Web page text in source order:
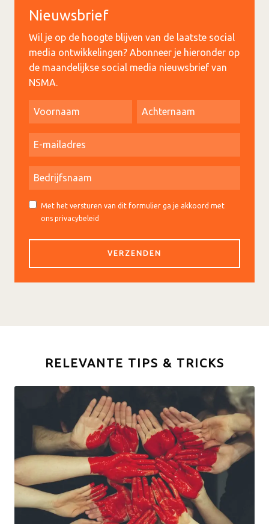
Nieuwsbrief
Wil je op de hoogte blijven van de laatste social
media ontwikkelingen? Abonneer je hieronder op
de maandelijkse social media nieuwsbrief van
NSMA.
Met het versturen van dit formulier ga je akkoord met
ons privacybeleid
RELEVANTE TIPS & TRICKS